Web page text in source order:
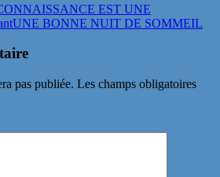
EST UNE
UNE BONNE NUIT DE SOMMEIL
pas publiée. Les champs obligatoires